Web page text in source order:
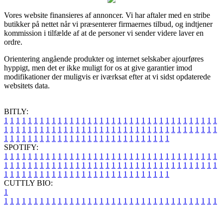
Vores website finansieres af annoncer. Vi har aftaler med en stribe
butikker på nettet når vi præsenterer firmaernes tilbud, og indtjener
kommission i tilfælde af at de personer vi sender videre laver en
ordre.
Orientering angående produkter og internet selskaber ajourføres
hyppigt, men det er ikke muligt for os at give garantier imod
modifikationer der muligvis er iværksat efter at vi sidst opdaterede
websitets data.
BITLY:
1 1 1 1 1 1 1 1 1 1 1 1 1 1 1 1 1 1 1 1 1 1 1 1 1 1 1 1 1 1 1 1 1 1 1 1
1 1 1 1 1 1 1 1 1 1 1 1 1 1 1 1 1 1 1 1 1 1 1 1 1 1 1 1 1 1 1 1 1 1 1 1
1 1 1 1 1 1 1 1 1 1 1 1 1 1 1 1 1 1 1 1 1 1 1 1 1 1 1 1
SPOTIFY:
1 1 1 1 1 1 1 1 1 1 1 1 1 1 1 1 1 1 1 1 1 1 1 1 1 1 1 1 1 1 1 1 1 1 1 1
1 1 1 1 1 1 1 1 1 1 1 1 1 1 1 1 1 1 1 1 1 1 1 1 1 1 1 1 1 1 1 1 1 1 1 1
1 1 1 1 1 1 1 1 1 1 1 1 1 1 1 1 1 1 1 1 1 1 1 1 1 1 1 1
CUTTLY BIO:
1
1 1 1 1 1 1 1 1 1 1 1 1 1 1 1 1 1 1 1 1 1 1 1 1 1 1 1 1 1 1 1 1 1 1 1 1